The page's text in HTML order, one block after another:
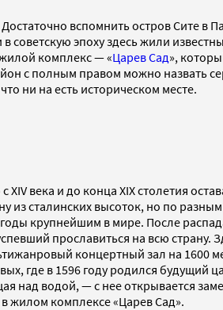
вспомнить остров Сите
советскую эпоху здесь жили
комплекс — «Царев Сад»,
с полным правом можно назвать
ни на есть историческом месте.
века и до конца XIX столетия
из сталинских высоток, но по
крупнейшим в мире. После
прославиться на всю страну.
концертный зал на 1600
где в 1596 году родился
над водой, — с нее открывается
жилом комплексе «Царев Сад».